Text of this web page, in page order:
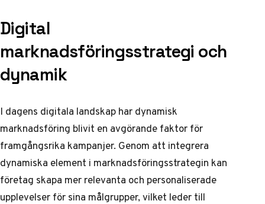
Digital
marknadsföringsstrategi och
dynamik
I dagens digitala landskap har dynamisk
marknadsföring blivit en avgörande faktor för
framgångsrika kampanjer. Genom att integrera
dynamiska element i marknadsföringsstrategin kan
företag skapa mer relevanta och personaliserade
upplevelser för sina målgrupper, vilket leder till